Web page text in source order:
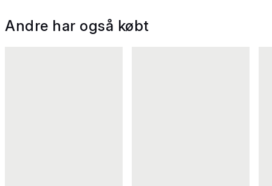
Andre har også købt